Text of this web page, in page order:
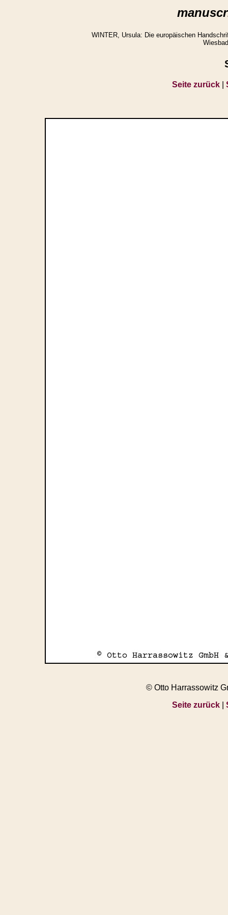
WINTER, Ursula: Die europäischen
Seite zurück|
© Otto Harrassowitz
Seite zurück|